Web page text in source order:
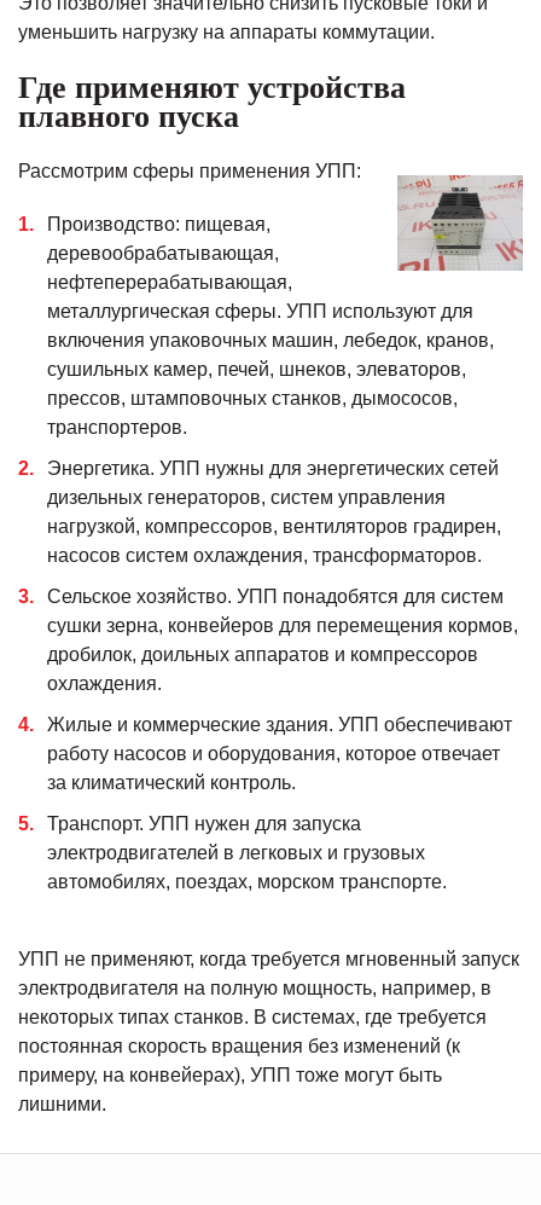
уменьшить нагрузку на аппараты коммутации.
Где применяют устройства
плавного пуска
Рассмотрим сферы применения УПП:
Производство: пищевая,
деревообрабатывающая,
нефтеперерабатывающая,
металлургическая сферы. УПП используют для
включения упаковочных машин, лебедок, кранов,
сушильных камер, печей, шнеков, элеваторов,
прессов, штамповочных станков, дымососов,
транспортеров.
Энергетика. УПП нужны для энергетических сетей
дизельных генераторов, систем управления
нагрузкой, компрессоров, вентиляторов градирен,
насосов систем охлаждения, трансформаторов.
Сельское хозяйство. УПП понадобятся для систем
сушки зерна, конвейеров для перемещения кормов,
дробилок, доильных аппаратов и компрессоров
охлаждения.
Жилые и коммерческие здания. УПП обеспечивают
работу насосов и оборудования, которое отвечает
за климатический контроль.
Транспорт. УПП нужен для запуска
электродвигателей в легковых и грузовых
автомобилях, поездах, морском транспорте.
УПП не применяют, когда требуется мгновенный запуск
электродвигателя на полную мощность, например, в
некоторых типах станков. В системах, где требуется
постоянная скорость вращения без изменений (к
примеру, на конвейерах), УПП тоже могут быть
лишними.